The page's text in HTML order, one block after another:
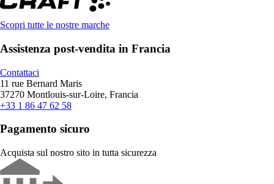
Scopri tutte le nostre marche
Assistenza post-vendita in Francia
Contattaci
11 rue Bernard Maris
37270 Montlouis-sur-Loire, Francia
+33 1 86 47 62 58
Pagamento sicuro
Acquista sul nostro sito in tutta sicurezza